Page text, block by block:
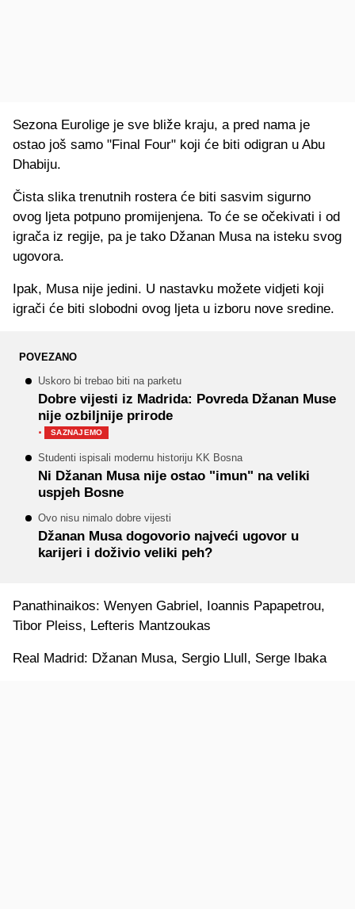
Sezona Eurolige je sve bliže kraju, a pred nama je
ostao još samo "Final Four" koji će biti odigran u Abu
Dhabiju.
Čista slika trenutnih rostera će biti sasvim sigurno
ovog ljeta potpuno promijenjena. To će se očekivati i od
igrača iz regije, pa je tako Džanan Musa na isteku svog
ugovora.
Ipak, Musa nije jedini. U nastavku možete vidjeti koji
igrači će biti slobodni ovog ljeta u izboru nove sredine.
POVEZANO
Uskoro bi trebao biti na parketu
Dobre vijesti iz Madrida: Povreda Džanan Muse
nije ozbiljnije prirode
· SAZNAJEMO
Studenti ispisali modernu historiju KK Bosna
Ni Džanan Musa nije ostao "imun" na veliki
uspjeh Bosne
Ovo nisu nimalo dobre vijesti
Džanan Musa dogovorio najveći ugovor u
karijeri i doživio veliki peh?
Panathinaikos: Wenyen Gabriel, Ioannis Papapetrou,
Tibor Pleiss, Lefteris Mantzoukas
Real Madrid: Džanan Musa, Sergio Llull, Serge Ibaka